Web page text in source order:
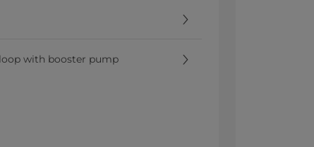
with booster pump